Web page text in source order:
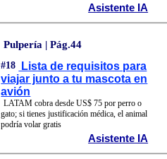
Asistente IA
Pulpería | Pág.44
#18
Lista de requisitos para
viajar junto a tu mascota en
avión
LATAM cobra desde US$ 75 por perro o
gato; si tienes justificación médica, el animal
podría volar gratis
Asistente IA